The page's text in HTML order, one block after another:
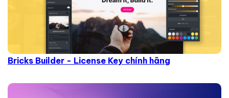
Bricks Builder - License Key chính hãng